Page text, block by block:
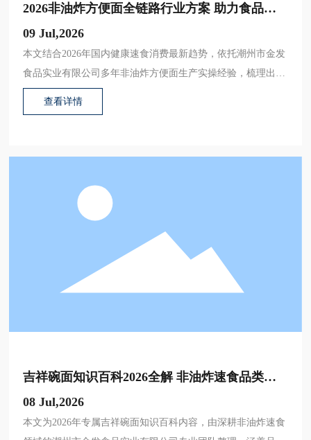
2026非油炸方便面全链路行业方案 助力食品企
业提质增效长效发展
09 Jul,2026
本文结合2026年国内健康速食消费最新趋势，依托潮州市金发
食品实业有限公司多年非油炸方便面生产实操经验，梳理出覆
盖生产、品控、创新、营销全链路的行业落地方案，为速食行
查看详情
吉祥碗面知识百科2026全解 非油炸速食品类发
展与选购实用指南
08 Jul,2026
本文为2026年专属吉祥碗面知识百科内容，由深耕非油炸速食